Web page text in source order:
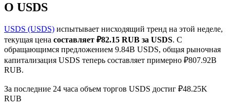
Фьючерсы на COIN-M
Криптовалютные фьючерсы
О USDS
USDS (USDS) испытывает нисходящий тренд на этой неделе,
текущая цена составляет ₽82.15 RUB за USDS. С
обращающимся предложением 9.84B USDS, общая рыночная
капитализация USDS теперь составляет примерно ₽807.92B
RUB.
За последние 24 часа объем торгов USDS достиг ₽48.25K
RUB